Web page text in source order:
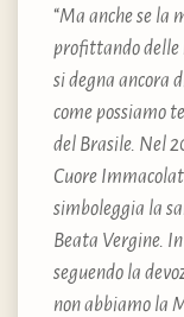
“Ma anche se la
profittando delle
si degna ancora
come possiamo
del Brasile. Nel
Cuore
simboleggia la
Beata Vergine.
seguendo la
non abbiamo la